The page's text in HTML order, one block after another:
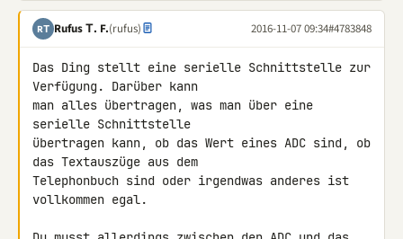
RΤ Rufus Τ. F.(rufus) 2016-11-07 09:34#4783848
Das Ding stellt eine serielle Schnittstelle zur
Verfügung. Darüber kann
man alles übertragen, was man über eine
serielle Schnittstelle
übertragen kann, ob das Wert eines ADC sind, ob
das Textauszüge aus dem
Telephonbuch sind oder irgendwas anderes ist
vollkommen egal.